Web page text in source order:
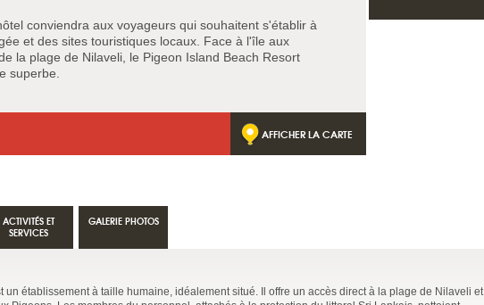
conviendra aux voyageurs qui souhaitent s'établir à
et des sites touristiques locaux. Face à l'île aux
la plage de Nilaveli, le Pigeon Island Beach Resort
superbe.
AFFICHER LA CARTE
un établissement à taille humaine, idéalement situé. Il offre un accès direct à la plage de Nilaveli et
ACTIVITÉS ET
SERVICES
GALERIE PHOTOS